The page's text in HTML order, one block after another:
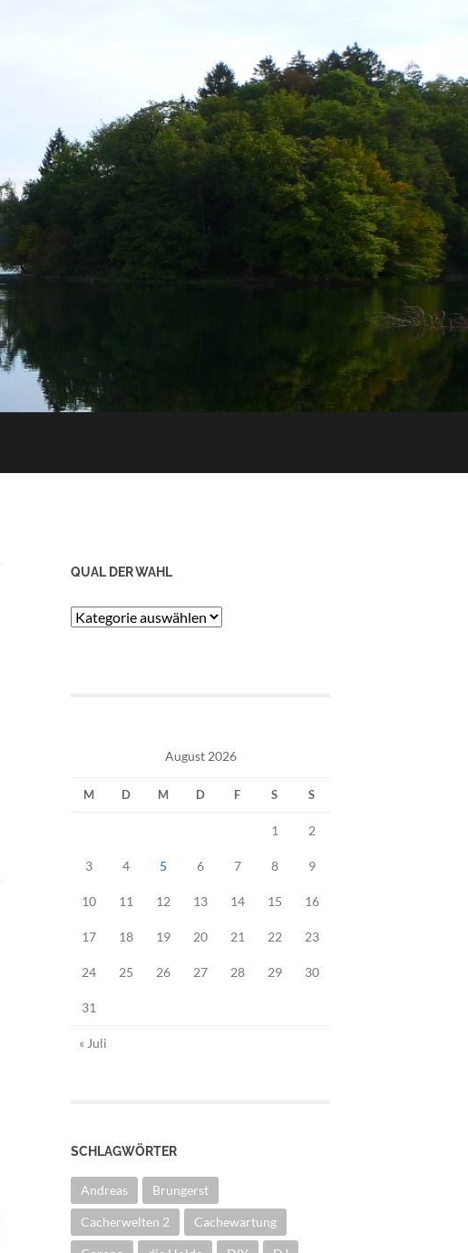
QUAL DER WAHL
Qual
August 2026
M D M D F S S
1 2
3 4 5 6 7 8 9
10 11 12 13 14 15 16
17 18 19 20 21 22 23
24 25 26 27 28 29 30
31
« Juli
SCHLAGWÖRTER
Andreas Brungerst
Cacherwelten 2 Cachewartung